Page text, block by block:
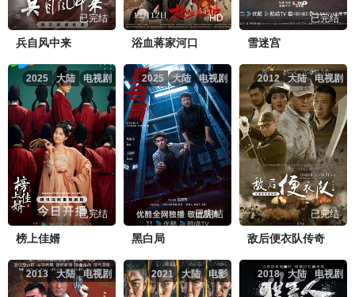
已完结
兵自风中来
HD
浴血蒋家河口
已完结
雪迷宫
电视剧
大陆
2025
已完结
榜上佳婿
电视剧
大陆
2025
已完结
黑白局
电视剧
大陆
2012
已完结
敌后便衣队传奇
电视剧
大陆
2013 电影
大陆
2021 电视剧
大陆
2018